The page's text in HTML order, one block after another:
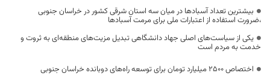
بیشترین تعداد آسبادها در میان سه استان شرقی کشور در خراسان جنوبی
،ضرورت استفاده از اعتبارات ملی برای مرمت آسبادها
یکی از سیاست‌های اصلی جهاد دانشگاهی تبدیل مزیت‌های منطقه‌ای به ثروت و
خدمت به مردم است
اختصاص 2500 میلیارد تومان برای توسعه راه‌های دوبانده خراسان جنوبی